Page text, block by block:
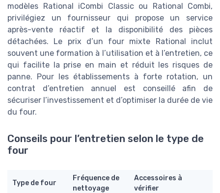
modèles Rational iCombi Classic ou Rational Combi,
privilégiez un fournisseur qui propose un service
après-vente réactif et la disponibilité des pièces
détachées. Le prix d’un four mixte Rational inclut
souvent une formation à l’utilisation et à l’entretien, ce
qui facilite la prise en main et réduit les risques de
panne. Pour les établissements à forte rotation, un
contrat d’entretien annuel est conseillé afin de
sécuriser l’investissement et d’optimiser la durée de vie
du four.
Conseils pour l’entretien selon le type de
four
Type de four
Fréquence de
nettoyage
Accessoires à
vérifier